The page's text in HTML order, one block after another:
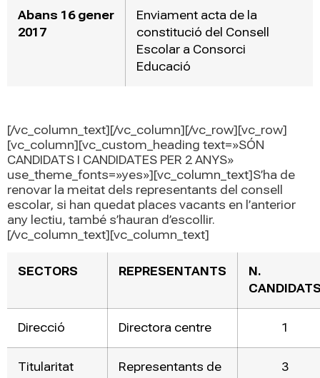
Abans 16 gener
2017
Enviament acta de la
constitució del Consell
Escolar a Consorci
Educació
[/vc_column_text][/vc_column][/vc_row][vc_row]
[vc_column][vc_custom_heading text=»SÓN
CANDIDATS I CANDIDATES PER 2 ANYS»
use_theme_fonts=»yes»][vc_column_text]S’ha de
renovar la meitat dels representants del consell
escolar, si han quedat places vacants en l’anterior
any lectiu, també s’hauran d’escollir.
[/vc_column_text][vc_column_text]
SECTORS REPRESENTANTS
N.
Direcció Directora centre 1
Titularitat
Representants de
3